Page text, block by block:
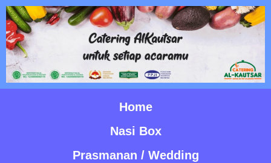
Home
Nasi Box
Prasmanan / Wedding